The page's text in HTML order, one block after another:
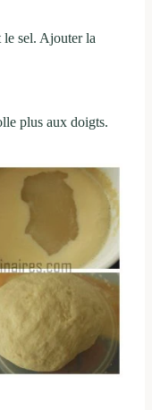
le sel. Ajouter la
plus aux doigts.